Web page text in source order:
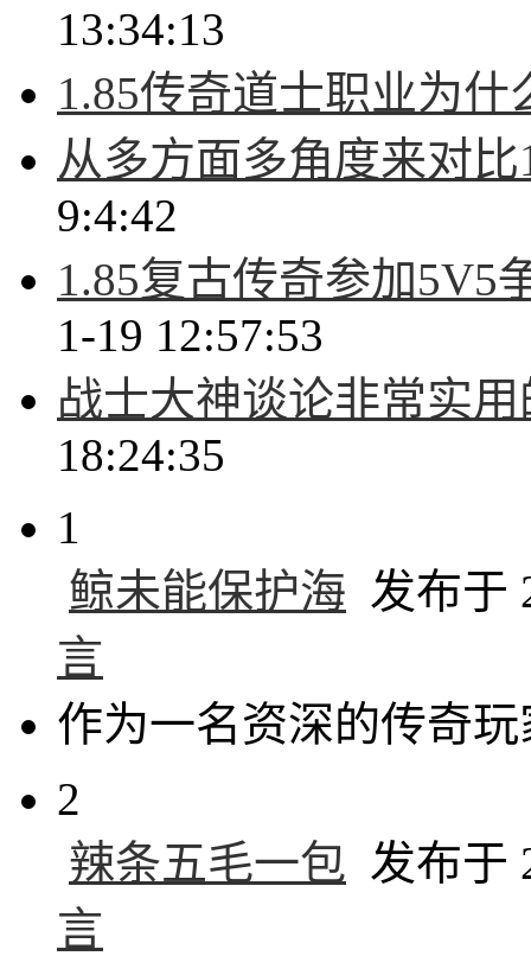
13:34:13
1.85传奇道士职业为什
从多方面多角度来对
9:4:42
1.85复古传奇参加5V5
1-19 12:57:53
战士大神谈论非常实
18:24:35
1
鲸未能保护海 发布于
言
作为一名资深的传奇
2
辣条五毛一包 发布于
言